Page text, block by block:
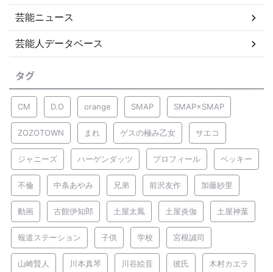
芸能ニュース
芸能人データベース
タグ
CM D.O orange SMAP SMAP×SMAP
ZOZOTOWN まれ ゲスの極み乙女 サエコ
ジャニーズ ハーゲンダッツ プロフィール ベッキー
不倫 中条あやみ 兄弟 前沢友作 加藤紗里
動画 古館伊知郎 土屋太鳳 土屋炎伽 土屋神葉
報道ステーション 子供 学校 宮根誠司
山崎賢人 川本真琴 川谷絵音 彼氏 木村カエラ